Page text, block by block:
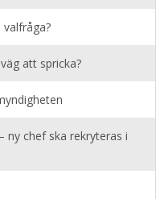
valfråga?
att spricka?
ny chef ska rekryteras i